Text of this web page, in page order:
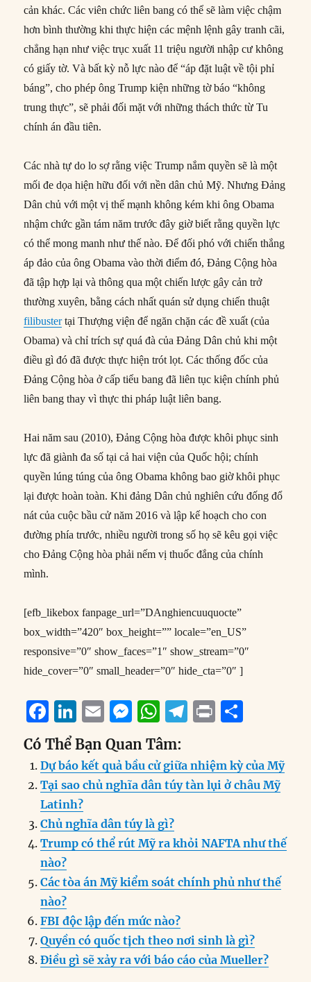
cản khác. Các viên chức liên bang có thể sẽ làm việc chậm
hơn bình thường khi thực hiện các mệnh lệnh gây tranh cãi,
chẳng hạn như việc trục xuất 11 triệu người nhập cư không
có giấy tờ. Và bất kỳ nỗ lực nào để “áp đặt luật về tội phỉ
báng”, cho phép ông Trump kiện những tờ báo “không
trung thực”, sẽ phải đối mặt với những thách thức từ Tu
chính án đầu tiên.
Các nhà tự do lo sợ rằng việc Trump nắm quyền sẽ là một
mối đe dọa hiện hữu đối với nền dân chủ Mỹ. Nhưng Đảng
Dân chủ với một vị thế mạnh không kém khi ông Obama
nhậm chức gần tám năm trước đây giờ biết rằng quyền lực
có thể mong manh như thế nào. Để đối phó với chiến thắng
áp đảo của ông Obama vào thời điểm đó, Đảng Cộng hòa
đã tập hợp lại và thông qua một chiến lược gây cản trở
thường xuyên, bằng cách nhất quán sử dụng chiến thuật
filibustertại Thượng viện để ngăn chặn các đề xuất (của
Obama) và chỉ trích sự quá đà của Đảng Dân chủ khi một
điều gì đó đã được thực hiện trót lọt. Các thống đốc của
Đảng Cộng hòa ở cấp tiểu bang đã liên tục kiện chính phủ
liên bang thay vì thực thi pháp luật liên bang.
Hai năm sau (2010), Đảng Cộng hòa được khôi phục sinh
lực đã giành đa số tại cả hai viện của Quốc hội; chính
quyền lúng túng của ông Obama không bao giờ khôi phục
lại được hoàn toàn. Khi đảng Dân chủ nghiên cứu đống đổ
nát của cuộc bầu cử năm 2016 và lập kế hoạch cho con
đường phía trước, nhiều người trong số họ sẽ kêu gọi việc
cho Đảng Cộng hòa phải nếm vị thuốc đắng của chính
mình.
[efb_likebox fanpage_url=”DAnghiencuuquocte”
box_width=”420″ box_height=”” locale=”en_US”
responsive=”0″ show_faces=”1″ show_stream=”0″
hide_cover=”0″ small_header=”0″ hide_cta=”0″ ]
F
a
c
e
b
o
o
k
Li
n
k
e
d
I
n
E
m
ai
l
M
ss
e
n
g
er
W
h
at
s
A
p
p
T
e
g
r
m
P
n
t
a
re
Có Thể Bạn Quan Tâm:
Dự báo kết quả bầu cử giữa nhiệm kỳ của Mỹ
Tại sao chủ nghĩa dân túy tàn lụi ở châu Mỹ
Latinh?
Chủ nghĩa dân túy là gì?
Trump có thể rút Mỹ ra khỏi NAFTA như thế
nào?
Các tòa án Mỹ kiểm soát chính phủ như thế
nào?
FBI độc lập đến mức nào?
Quyền có quốc tịch theo nơi sinh là gì?
Điều gì sẽ xảy ra với báo cáo của Mueller?